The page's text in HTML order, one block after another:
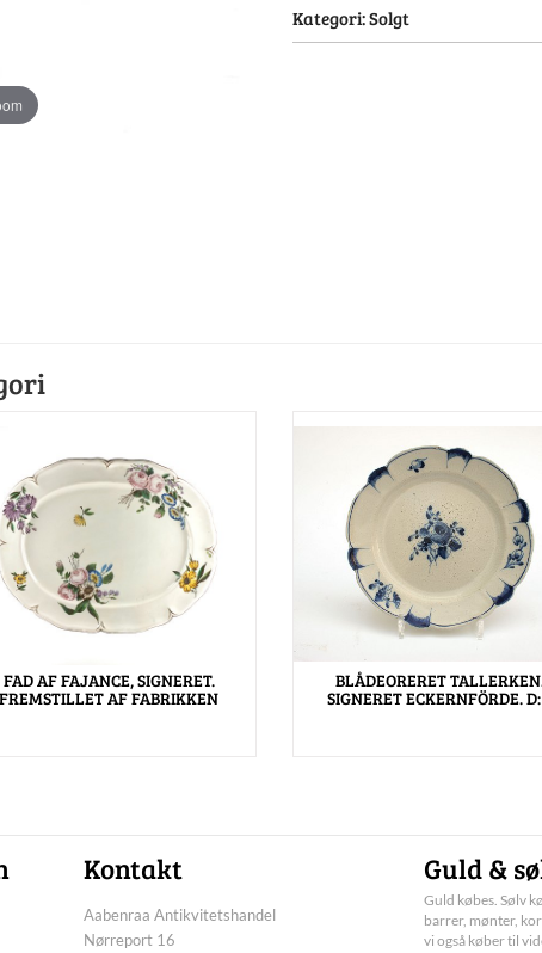
Kategori:Solgt
FAD AF FAJANCE, SIGNERET.
FREMSTILLET AF FABRIKKEN
BLÅDEORERET
SIGNERET ECKERNFÖRDE.
Kontakt
Aabenraa Antikvitetshandel
Nørreport 16
Guld &
Guld købes. Sølv
barrer, mønter,
vi også køber til